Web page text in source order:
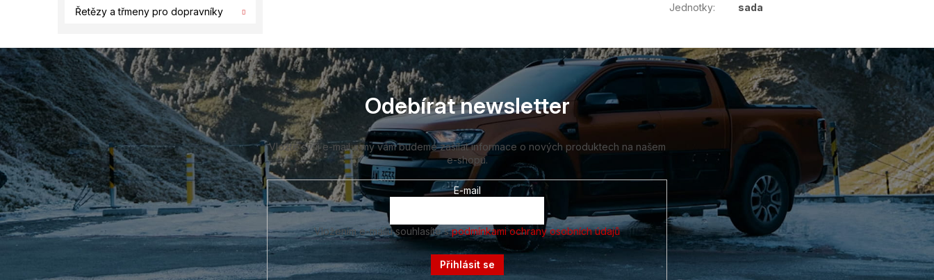
Řetězy a třmeny pro dopravníky
Jednotky: sada
Z
á
p
a
t
í
Odebírat newsletter
Vložte svůj e-mail a my vám budeme zasílat informace o nových produktech na našem
e-shopu.
E-mail
Vložením e-mailu souhlasíte spodmínkami ochrany osobních údajů
Přihlásit se